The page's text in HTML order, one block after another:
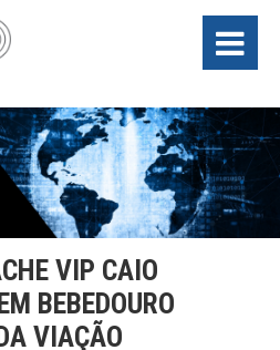
VIP CAIO
BEBEDOURO
VIAÇÃO